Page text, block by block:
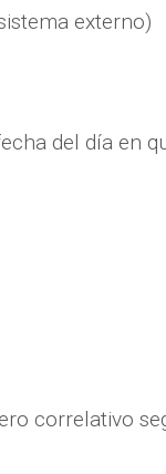
externo)
del día en
correlativo